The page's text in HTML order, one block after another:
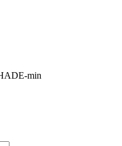
min